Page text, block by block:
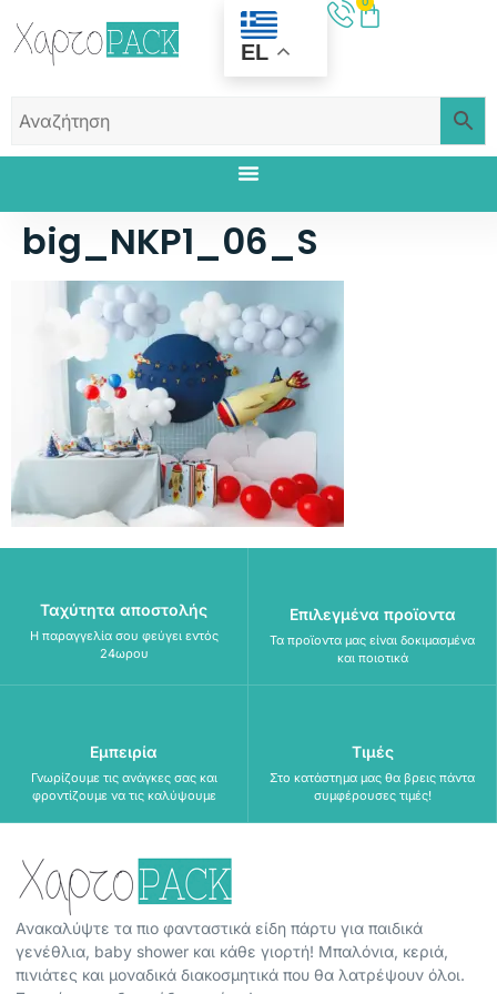
EL
big_NKP1_06_S
Ταχύτητα αποστολής
Η παραγγελία σου φεύγει εντός
24ωρου
Επιλεγμένα προϊοντα
Τα προϊοντα μας είναι δοκιμασμένα
και ποιοτικά
Εμπειρία
Γνωρίζουμε τις ανάγκες σας και
φροντίζουμε να τις καλύψουμε
Τιμές
Στο κατάστημα μας θα βρεις πάντα
συμφέρουσες τιμές!
Ανακαλύψτε τα πιο φανταστικά είδη πάρτυ για παιδικά
γενέθλια, baby shower και κάθε γιορτή! Μπαλόνια, κεριά,
πινιάτες και μοναδικά διακοσμητικά που θα λατρέψουν όλοι.